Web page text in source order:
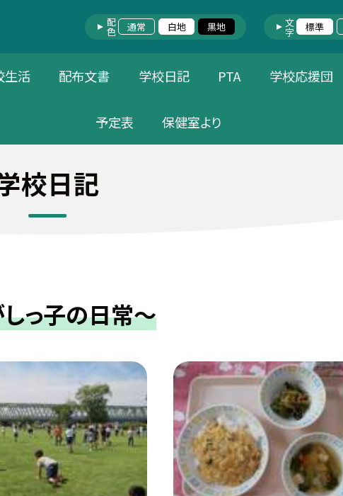
配色 通常 白地 黒地 文字 標準
生活 配布文書 学校日記 PTA 学校応援団
予定表 保健室より
校日記
っ子の日常～